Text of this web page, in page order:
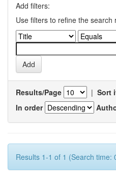
Add filters:
Use filters to refine the search
Results/Page | Sort
In order
Results 1-1 of 1 (Search time: